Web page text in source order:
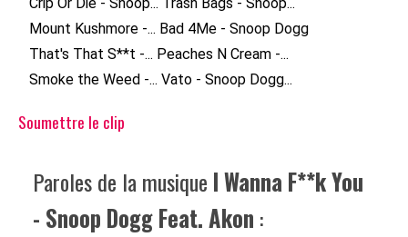
Mount Kushmore -... Bad 4Me - Snoop Dogg
That's That S**t -... Peaches N Cream -...
Smoke the Weed -... Vato - Snoop Dogg...
Soumettre le clip
Paroles de la musique I Wanna F**k You
- Snoop Dogg Feat. Akon :